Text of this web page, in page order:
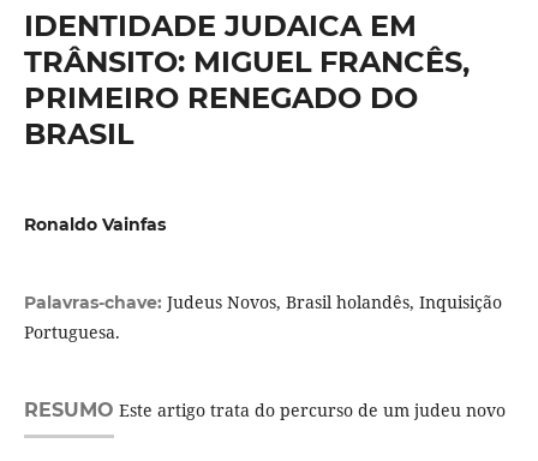
IDENTIDADE JUDAICA EM
TRÂNSITO: MIGUEL FRANCÊS,
PRIMEIRO RENEGADO DO
BRASIL
Ronaldo Vainfas
Palavras-chave: Judeus Novos, Brasil holandês, Inquisição
Portuguesa.
RESUMO Este artigo trata do percurso de um judeu novo